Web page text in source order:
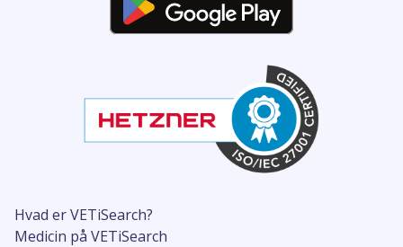
Hvad er VETiSearch?
Medicin på VETiSearch